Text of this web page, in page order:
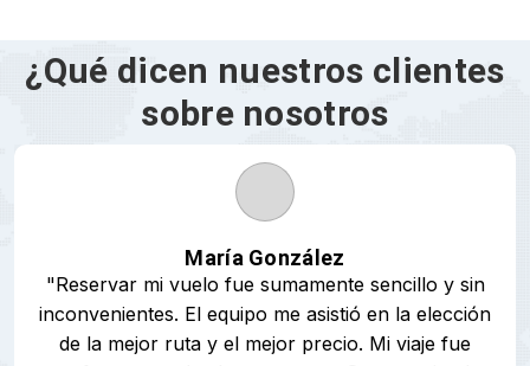
¿Qué dicen nuestros clientes
sobre nosotros
Carlos Fernández
"Quedé impresionado por la respuesta rápida y el
servicio profesional. Mi reserva fue confirmada al
instante y obtuve todos los detalles de mi viaje con